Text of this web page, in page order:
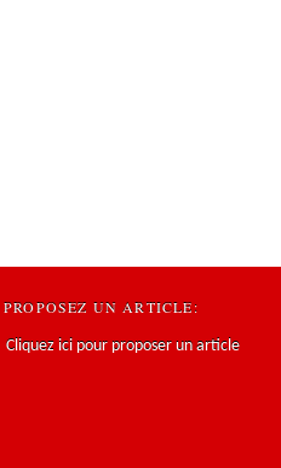
PROPOSEZ UN ARTICLE:
Cliquez ici pour proposer un article